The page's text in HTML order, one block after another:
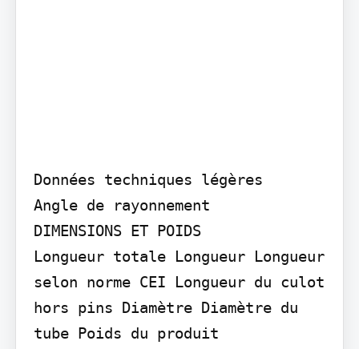
Données techniques légères
Angle de rayonnement
DIMENSIONS ET POIDS
Longueur totale Longueur Longueur
selon norme CEI Longueur du culot
hors pins Diamètre Diamètre du
tube Poids du produit